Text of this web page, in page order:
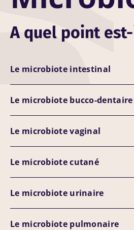
A quel point
Le microbiote intestinal
Le microbiote bucco-dentaire
Le microbiote vaginal
Le microbiote cutané
Le microbiote urinaire
Le microbiote pulmonaire